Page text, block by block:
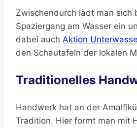
Zwischendurch lädt man sich
Spaziergang am Wasser ein
dabei auch Aktion
den Schautafeln der lokalen
Traditionelles
Handwerk hat an der
Tradition. Hier formt man mit